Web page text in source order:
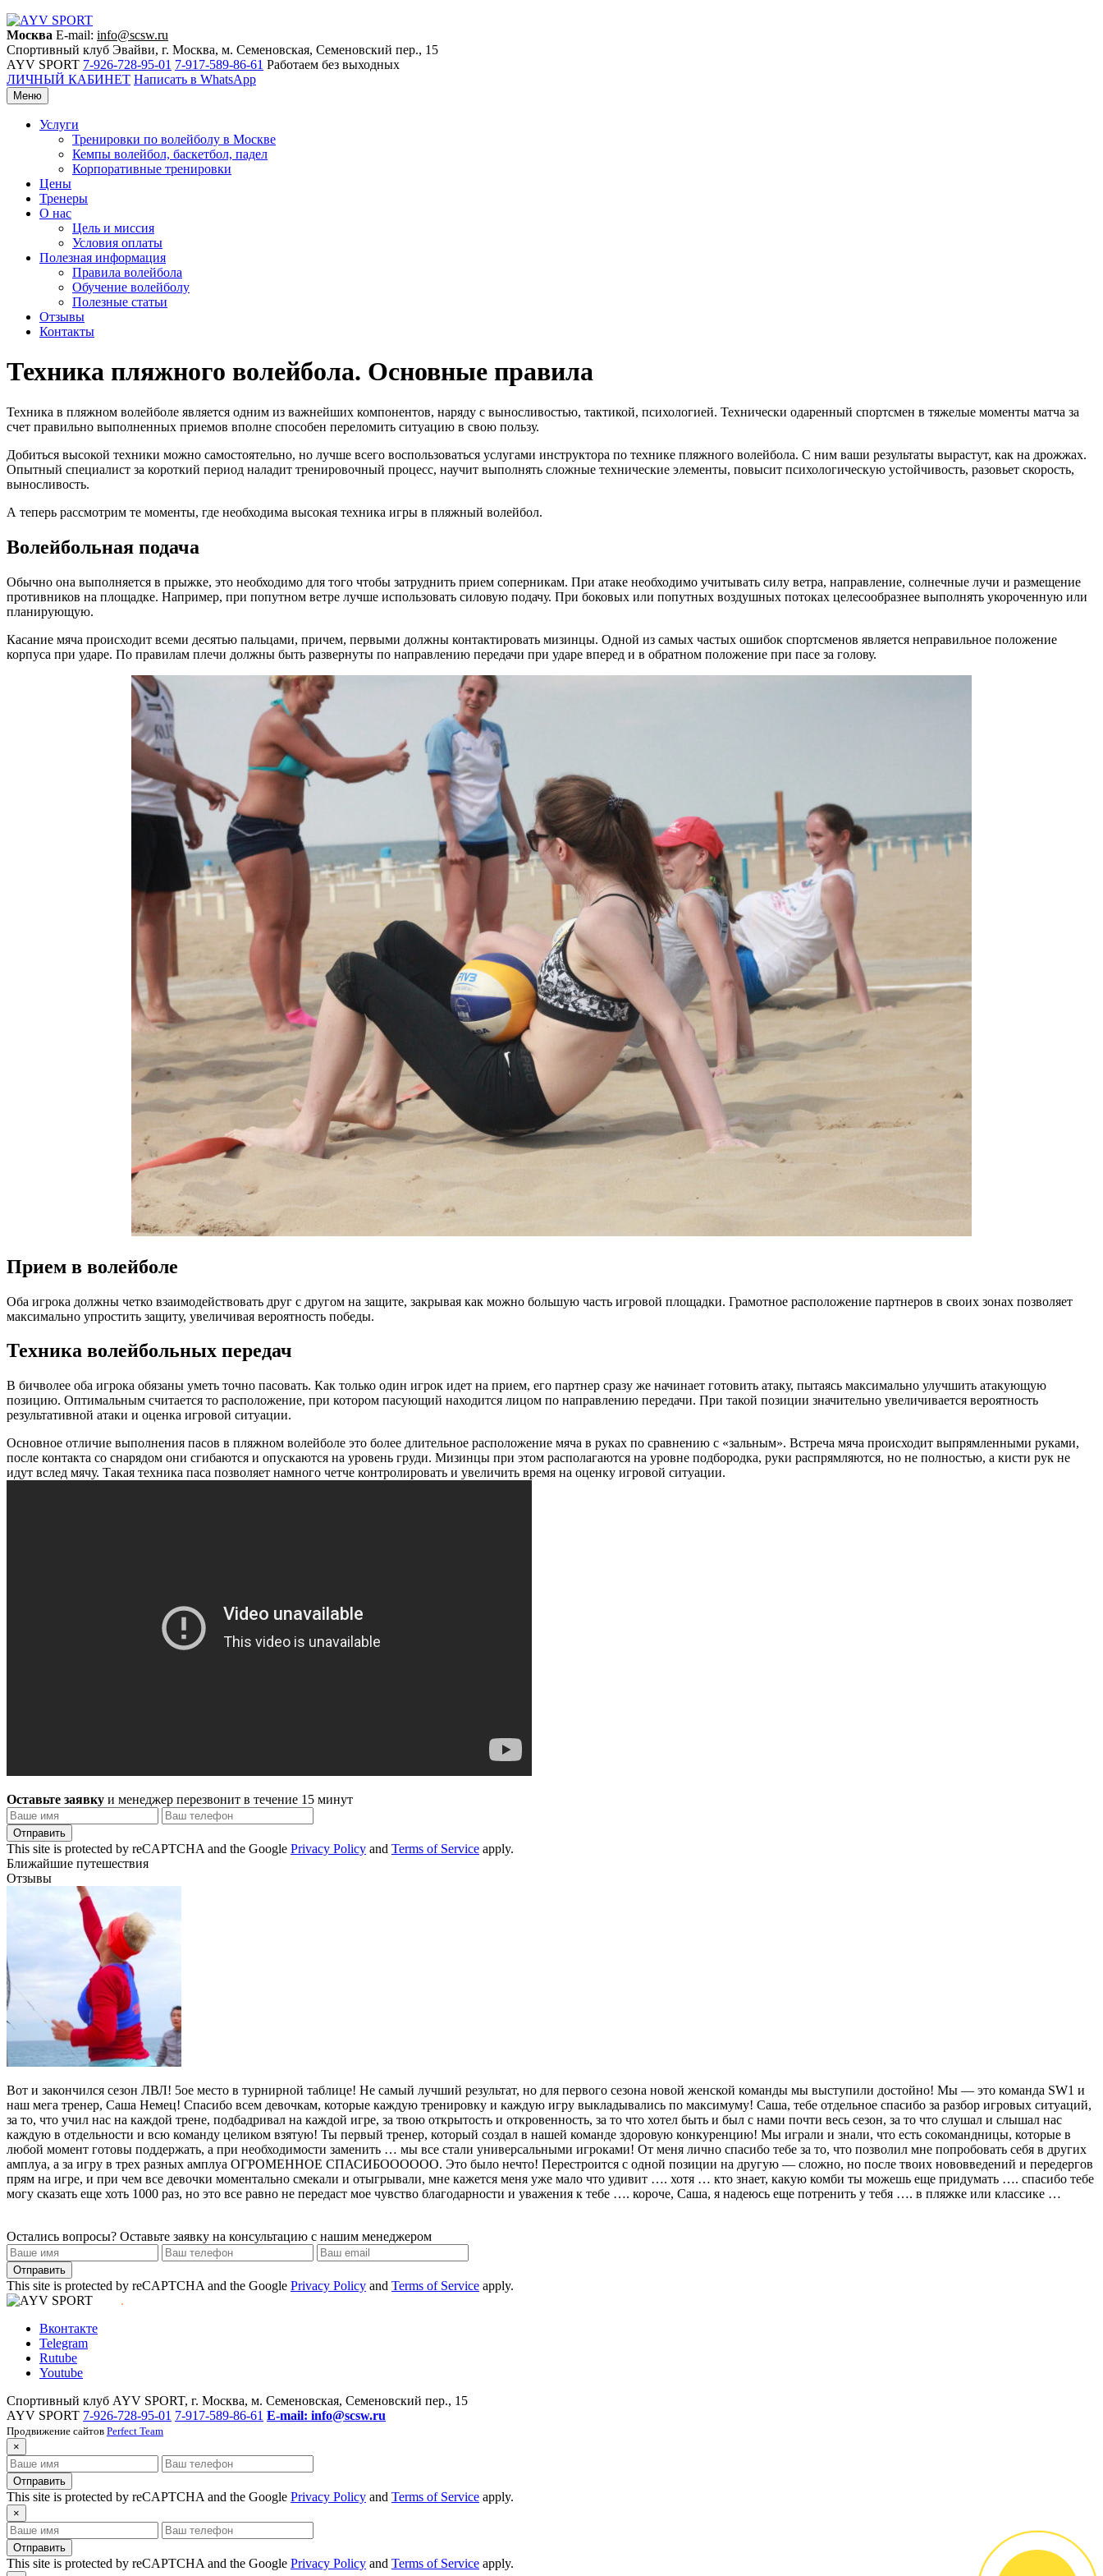
Москва E-mail: info@scsw.ru
Спортивный клуб Эвайви, г. Москва, м. Семеновская, Семеновский пер., 15
AYV SPORT 7-926-728-95-01 7-917-589-86-61 Работаем без выходных
ЛИЧНЫЙ КАБИНЕТ Написать в WhatsApp
Меню
Услуги
Тренировки по волейболу в Москве
Кемпы волейбол, баскетбол, падел
Корпоративные тренировки
Цены
Тренеры
О нас
Цель и миссия
Условия оплаты
Полезная информация
Правила волейбола
Обучение волейболу
Полезные статьи
Отзывы
Контакты
Техника пляжного волейбола. Основные правила
Техника в пляжном волейболе является одним из важнейших компонентов, наряду с выносливостью, тактикой, психологией. Технически одаренный спортсмен в тяжелые моменты матча за
счет правильно выполненных приемов вполне способен переломить ситуацию в свою пользу.
Добиться высокой техники можно самостоятельно, но лучше всего воспользоваться услугами инструктора по технике пляжного волейбола. С ним ваши результаты вырастут, как на дрожжах.
Опытный специалист за короткий период наладит тренировочный процесс, научит выполнять сложные технические элементы, повысит психологическую устойчивость, разовьет скорость,
выносливость.
А теперь рассмотрим те моменты, где необходима высокая техника игры в пляжный волейбол.
Волейбольная подача
Обычно она выполняется в прыжке, это необходимо для того чтобы затруднить прием соперникам. При атаке необходимо учитывать силу ветра, направление, солнечные лучи и размещение
противников на площадке. Например, при попутном ветре лучше использовать силовую подачу. При боковых или попутных воздушных потоках целесообразнее выполнять укороченную или
планирующую.
Касание мяча происходит всеми десятью пальцами, причем, первыми должны контактировать мизинцы. Одной из самых частых ошибок спортсменов является неправильное положение
корпуса при ударе. По правилам плечи должны быть развернуты по направлению передачи при ударе вперед и в обратном положение при пасе за голову.
Прием в волейболе
Оба игрока должны четко взаимодействовать друг с другом на защите, закрывая как можно большую часть игровой площадки. Грамотное расположение партнеров в своих зонах позволяет
максимально упростить защиту, увеличивая вероятность победы.
Техника волейбольных передач
В бичволее оба игрока обязаны уметь точно пасовать. Как только один игрок идет на прием, его партнер сразу же начинает готовить атаку, пытаясь максимально улучшить атакующую
позицию. Оптимальным считается то расположение, при котором пасующий находится лицом по направлению передачи. При такой позиции значительно увеличивается вероятность
результативной атаки и оценка игровой ситуации.
Основное отличие выполнения пасов в пляжном волейболе это более длительное расположение мяча в руках по сравнению с «зальным». Встреча мяча происходит выпрямленными руками,
после контакта со снарядом они сгибаются и опускаются на уровень груди. Мизинцы при этом располагаются на уровне подбородка, руки распрямляются, но не полностью, а кисти рук не
идут вслед мячу. Такая техника паса позволяет намного четче контролировать и увеличить время на оценку игровой ситуации.
Оставьте заявку и менеджер перезвонит в течение 15 минут
Отправить
This site is protected by reCAPTCHA and the Google Privacy Policy and Terms of Service apply.
Ближайшие путешествия
Отзывы
Вот и закончился сезон ЛВЛ! 5ое место в турнирной таблице! Не самый лучший результат, но для первого сезона новой женской команды мы выступили достойно! Мы — это команда SW1 и
наш мега тренер, Саша Немец! Спасибо всем девочкам, которые каждую тренировку и каждую игру выкладывались по максимуму! Саша, тебе отдельное спасибо за разбор игровых ситуаций,
за то, что учил нас на каждой трене, подбадривал на каждой игре, за твою открытость и откровенность, за то что хотел быть и был с нами почти весь сезон, за то что слушал и слышал нас
каждую в отдельности и всю команду целиком взятую! Ты первый тренер, который создал в нашей команде здоровую конкуренцию! Мы играли и знали, что есть сокомандницы, которые в
любой момент готовы поддержать, а при необходимости заменить … мы все стали универсальными игроками! От меня лично спасибо тебе за то, что позволил мне попробовать себя в других
амплуа, а за игру в трех разных амплуа ОГРОМЕННОЕ СПАСИБОООООО. Это было нечто! Перестроится с одной позиции на другую — сложно, но после твоих нововведений и передергов
прям на игре, и при чем все девочки моментально смекали и отыгрывали, мне кажется меня уже мало что удивит …. хотя … кто знает, какую комби ты можешь еще придумать …. спасибо тебе
могу сказать еще хоть 1000 раз, но это все равно не передаст мое чувство благодарности и уважения к тебе …. короче, Саша, я надеюсь еще потренить у тебя …. в пляжке или классике …
Остались вопросы? Оставьте заявку на консультацию с нашим менеджером
Отправить
This site is protected by reCAPTCHA and the Google Privacy Policy and Terms of Service apply.
.
Вконтакте
Telegram
Rutube
Youtube
Спортивный клуб AYV SPORT, г. Москва, м. Семеновская, Семеновский пер., 15
AYV SPORT 7-926-728-95-01 7-917-589-86-61 E-mail: info@scsw.ru
Продвижение сайтов Perfect Team
×
Отправить
This site is protected by reCAPTCHA and the Google Privacy Policy and Terms of Service apply.
×
Отправить
This site is protected by reCAPTCHA and the Google Privacy Policy and Terms of Service apply.